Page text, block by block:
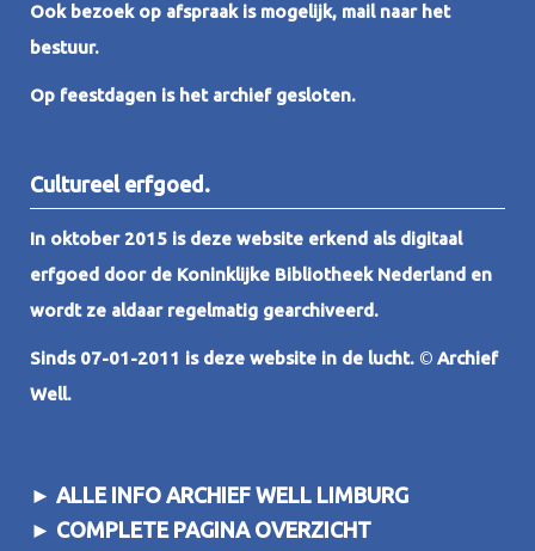
Ook bezoek op afspraak is mogelijk, mail naar het
bestuur.
Op feestdagen is het archief gesloten.
Cultureel erfgoed.
In oktober 2015 is deze website erkend als digitaal
erfgoed door de Koninklijke Bibliotheek Nederland en
wordt ze aldaar regelmatig gearchiveerd.
Sinds 07-01-2011 is deze website in de lucht. © Archief
Well.
► ALLE INFO ARCHIEF WELL LIMBURG
► COMPLETE PAGINA OVERZICHT